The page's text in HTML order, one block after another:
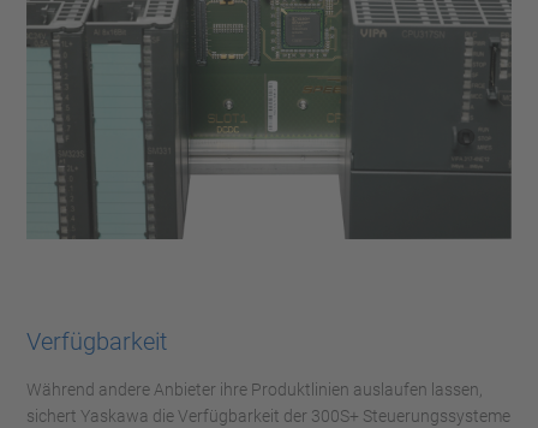
Verfügbarkeit
Während andere Anbieter ihre Produktlinien auslaufen lassen,
sichert Yaskawa die Verfügbarkeit der 300S+ Steuerungssysteme